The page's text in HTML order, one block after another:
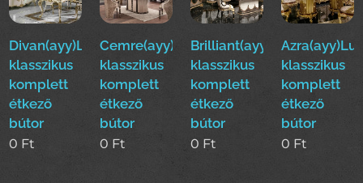
Divan(ayy)Luxus
klasszikus
komplett
étkező
bútor
0 Ft
Cemre(ayy)Luxus
klasszikus
komplett
étkező
bútor
0 Ft
Brilliant(ayy)Luxus
klasszikus
komplett
étkező
bútor
0 Ft
klasszikus
komplett
étkező
bútor
0 Ft